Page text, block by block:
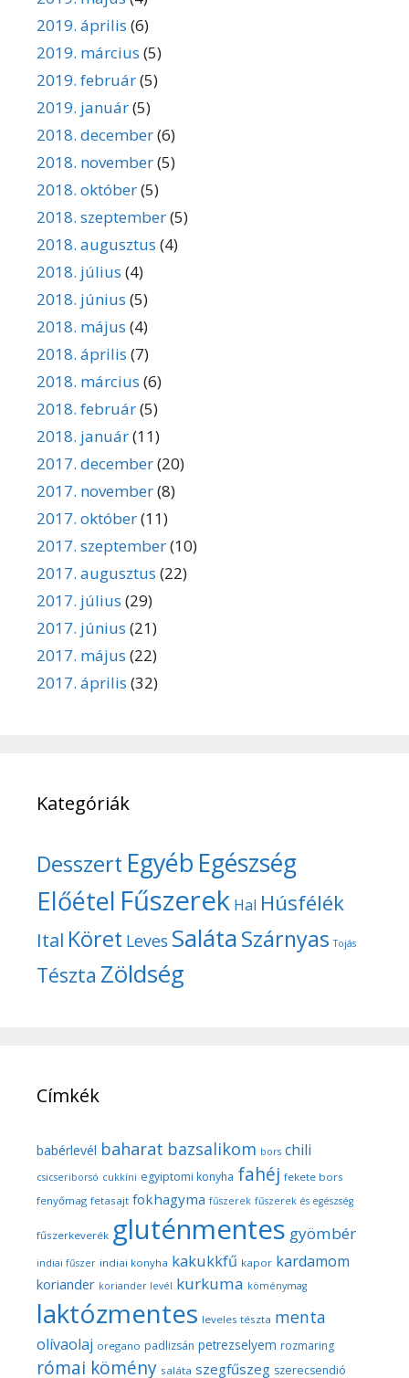
2019. április (6)
2019. március (5)
2019. február(5)
2019. január(5)
2018. december(6)
2018. november(5)
2018. október(5)
2018. szeptember(5)
2018. augusztus (4)
2018. július (4)
2018. június (5)
2018. május (4)
2018. április (7)
2018. március (6)
2018. február(5)
2018. január(11)
2017. december(20)
2017. november(8)
2017. október(11)
2017. szeptember(10)
2017. augusztus (22)
2017. július (29)
2017. június (21)
2017. május (22)
2017. április (32)
Kategóriák
Desszert Egyéb Egészség
Előétel Fűszerek Hal Húsfélék
Ital Köret Leves SalátaSzárnyas Tojás
Tészta Zöldség
Címkék
babérlevél baharat bazsalikom bors chili
csicseriborsó cukkíni egyiptomi konyha fahéj fekete bors
fenyőmag fetasajt fokhagyma fűszerek fűszerek és egészség
fűszerkeverék gluténmentes gyömbér
indiai fűszer indiai konyha kakukkfű kapor kardamom
koriander koriander levél kurkuma köménymag
laktózmentes leveles tészta menta
olívaolaj oregano padlizsán petrezselyem rozmaring
római kömény saláta szegfűszeg szerecsendió